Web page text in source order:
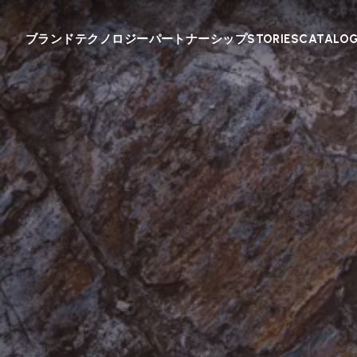
ブランドテクノロジーパートナーシップSTORIES